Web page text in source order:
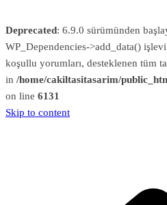
Deprecated: 6.9.0 sürümünden
WP_Dependencies->add_data() işlevi
koşullu yorumları, desteklenen tüm
in /home/cakiltasitasarim/
on line 6131
Skip to content